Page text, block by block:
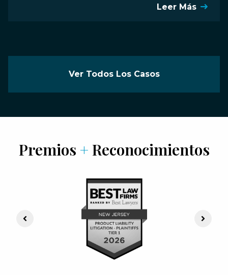
Leer Más
Ver Todos Los Casos
Premios + Reconocimientos
Previous Slide Next